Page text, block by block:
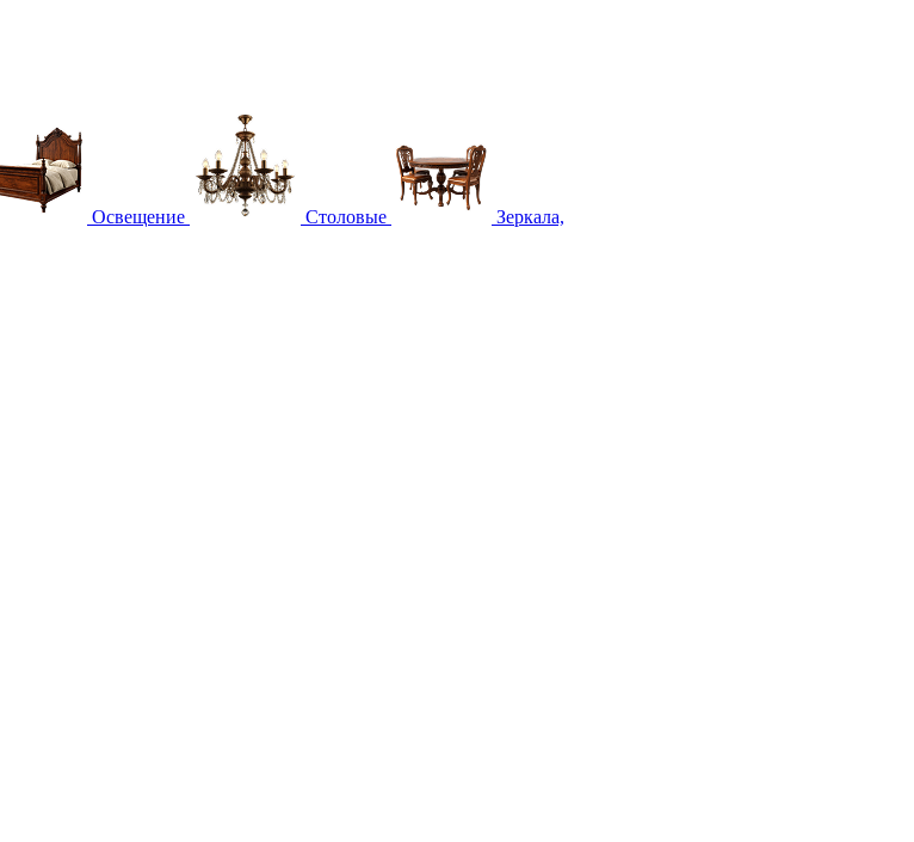
Освещение Столовые Зеркала,